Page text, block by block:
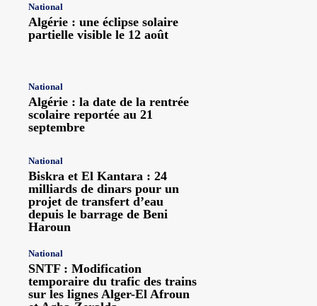
National
Algérie : une éclipse solaire
partielle visible le 12 août
National
Algérie : la date de la rentrée
scolaire reportée au 21
septembre
National
Biskra et El Kantara : 24
milliards de dinars pour un
projet de transfert d’eau
depuis le barrage de Beni
Haroun
National
SNTF : Modification
temporaire du trafic des trains
sur les lignes Alger-El Afroun